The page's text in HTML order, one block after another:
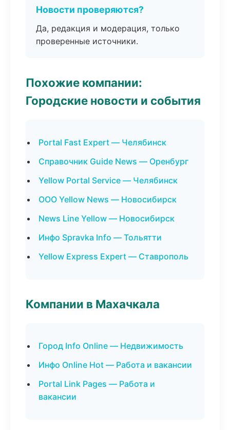
Новости проверяются?
Да, редакция и модерация, только
проверенные источники.
Похожие компании:
Городские новости и события
Portal Fast Expert — Челябинск
Справочник Guide News — Оренбург
Yellow Portal Service — Челябинск
ООО Yellow News — Новосибирск
News Line Yellow — Новосибирск
Инфо Spravka Info — Тольятти
Yellow Express Expert — Ставрополь
Компании в Махачкала
Город Info Online — Недвижимость
Инфо Online Hot — Работа и вакансии
Portal Link Pages — Работа и
вакансии